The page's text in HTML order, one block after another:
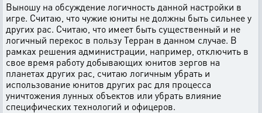
Выношу на обсуждение логичность данной настройки в
игре. Считаю, что чужие юниты не должны быть сильнее у
других рас. Считаю, что имеет быть существенный и не
логичный перекос в пользу Терран в данном случае. В
рамках решения администрации, например, отключить в
свое время работу добывающих юнитов зергов на
планетах других рас, считаю логичным убрать и
использование юнитов других рас для процесса
уничтожения лунных объектов или убрать влияние
специфических технологий и офицеров.